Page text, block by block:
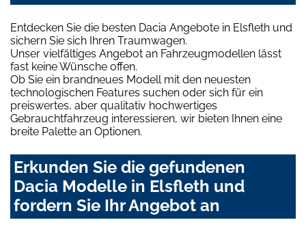
Entdecken Sie die besten Dacia Angebote in Elsfleth und
sichern Sie sich Ihren Traumwagen.
Unser vielfältiges Angebot an Fahrzeugmodellen lässt
fast keine Wünsche offen.
Ob Sie ein brandneues Modell mit den neuesten
technologischen Features suchen oder sich für ein
preiswertes, aber qualitativ hochwertiges
Gebrauchtfahrzeug interessieren, wir bieten Ihnen eine
breite Palette an Optionen.
Erkunden Sie die gefundenen
Dacia Modelle in Elsfleth und
fordern Sie Ihr Angebot an